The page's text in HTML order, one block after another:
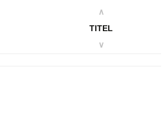
∧
TITEL
∨